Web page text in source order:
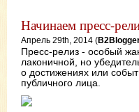
Начинаем пресс-
Апрель 29th, 2014 (
Пресс-релиз - особый
лаконичной, но
о достижениях или
публичного лица.